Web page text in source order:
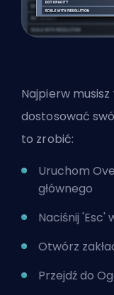
Najpierw
dostosować
to zrobić:
Uruchom
głównego
Naciśnij 'Esc'
Otwórz
Przejdź do